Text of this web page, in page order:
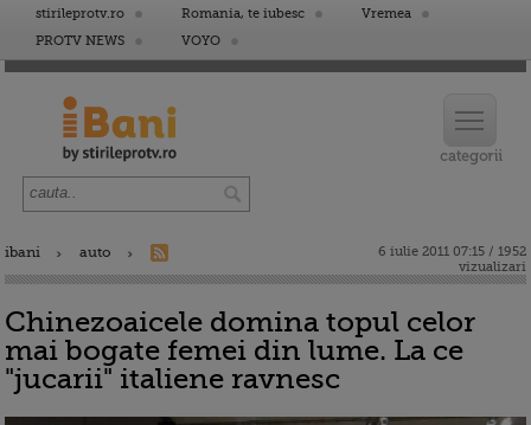
stirileprotv.ro Romania, te iubesc
Vremea
PROTV NEWS
VOYO
ibani auto
6 iulie 2011 07:15 / 1952
vizualizari
Chinezoaicele domina topul celor
mai bogate femei din lume. La ce
"jucarii" italiene ravnesc